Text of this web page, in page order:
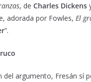
, de Charles Dickens
adorada por Fowles, El
”.
del argumento, Fresán sí